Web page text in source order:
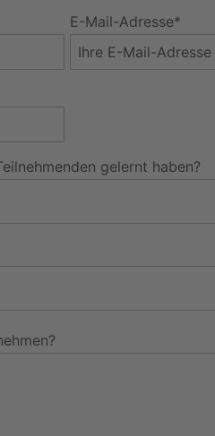
E-Mail-Adresse*
gelernt haben?